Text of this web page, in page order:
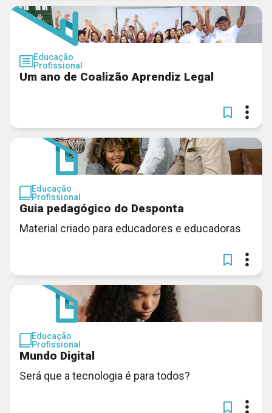
Educação
Profissional
Um ano de Coalizão Aprendiz Legal
Educação
Profissional
Guia pedagógico do Desponta
Material criado para educadores e educadoras
Educação
Profissional
Mundo Digital
Será que a tecnologia é para todos?